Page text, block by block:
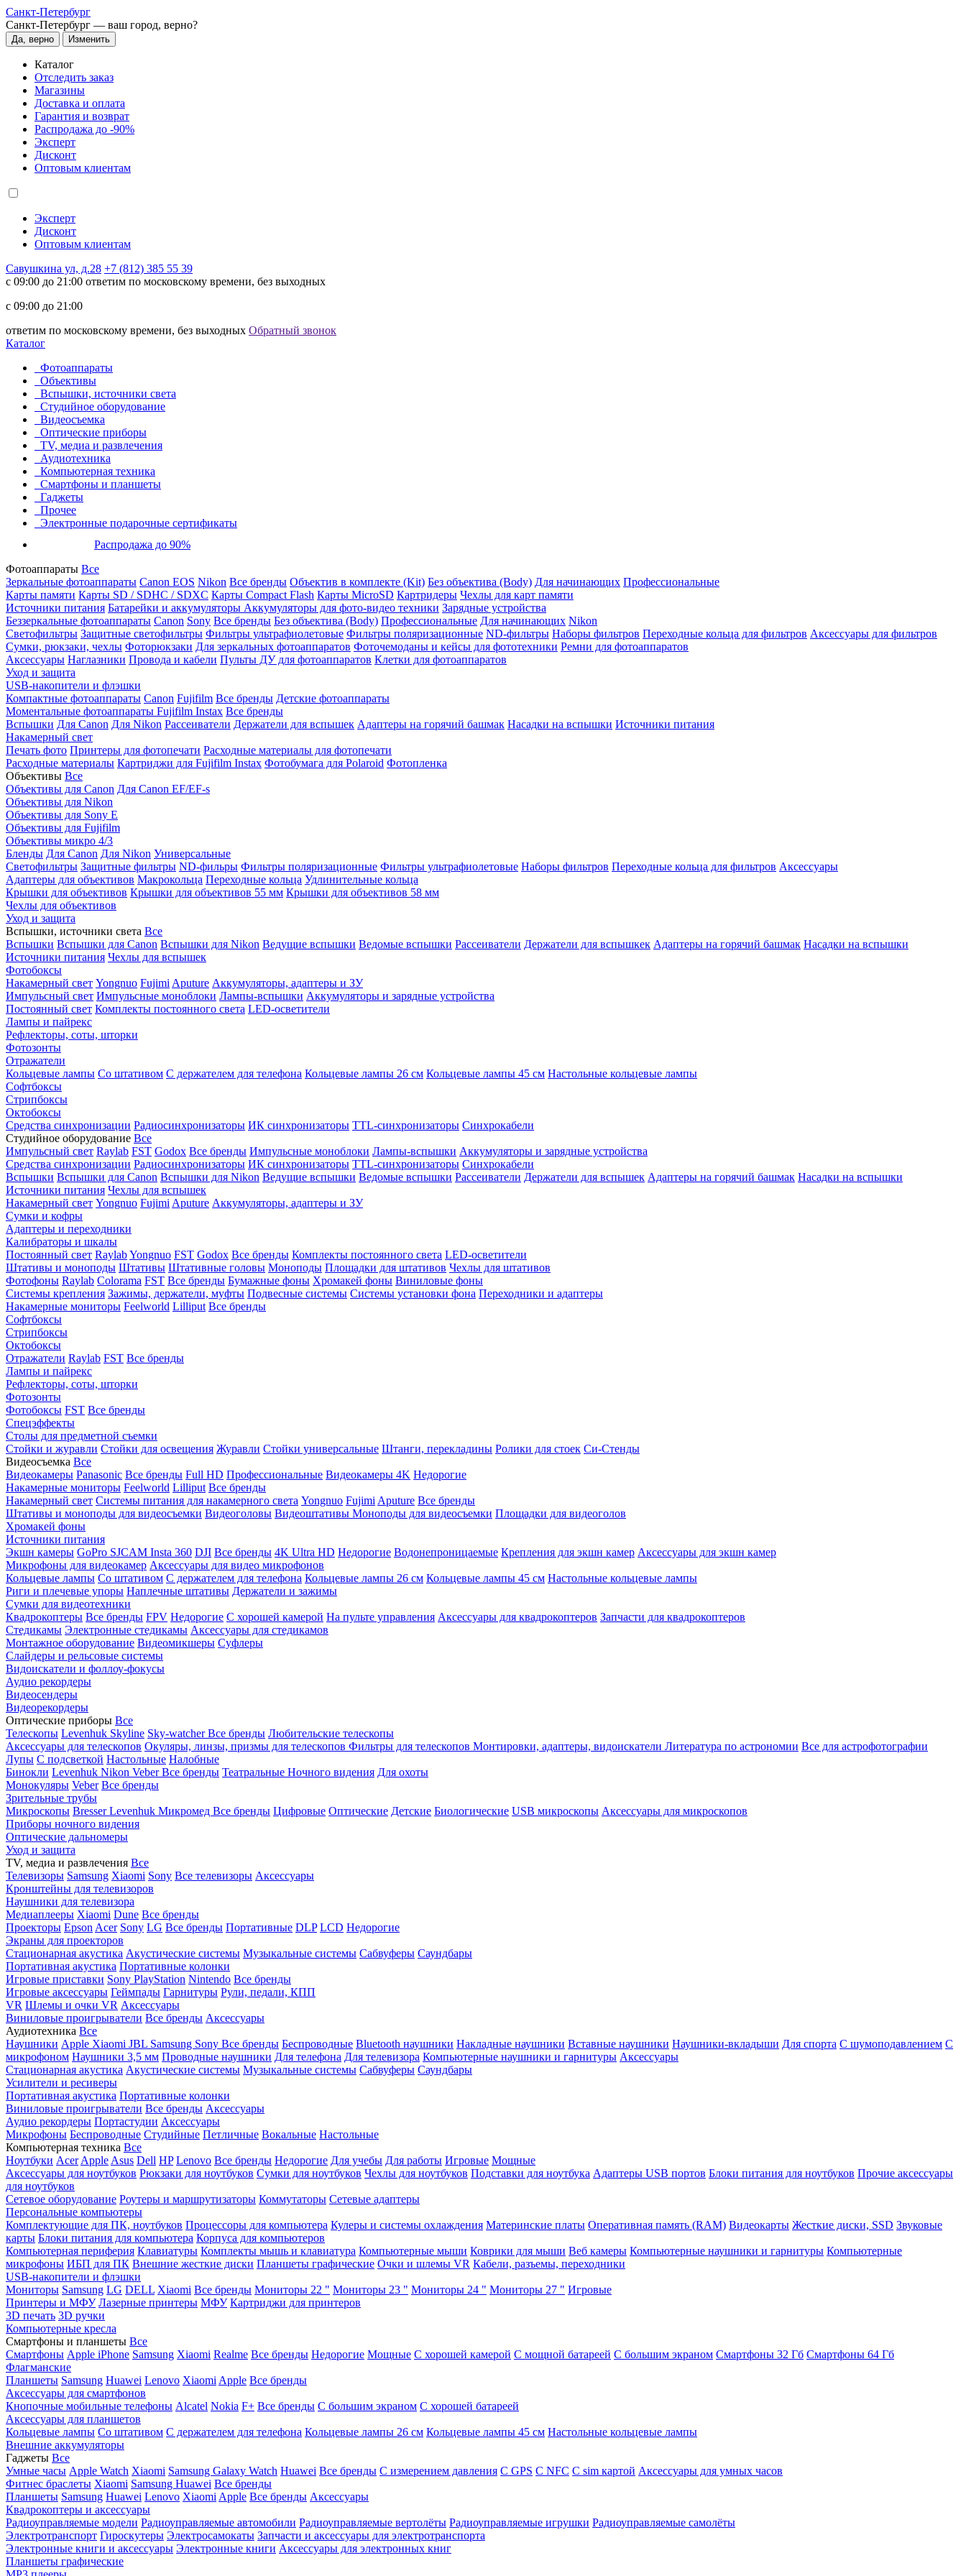
Санкт-Петербург
Санкт-Петербург — ваш город, верно?
Да, верно Изменить
Каталог
Отследить заказ
Магазины
Доставка и оплата
Гарантия и возврат
Распродажа до -90%
Эксперт
Дисконт
Оптовым клиентам
Эксперт
Дисконт
Оптовым клиентам
Савушкина ул, д.28 +7 (812) 385 55 39
c 09:00 до 21:00 ответим по московскому времени, без выходных
c 09:00 до 21:00
ответим по московскому времени, без выходных Обратный звонок
Каталог
Фотоаппараты
Объективы
Вспышки, источники света
Студийное оборудование
Видеосъемка
Оптические приборы
TV, медиа и развлечения
Аудиотехника
Компьютерная техника
Смартфоны и планшеты
Гаджеты
Прочее
Электронные подарочные сертификаты
Распродажа до 90%
Фотоаппараты Все
Зеркальные фотоаппараты Canon EOS Nikon Все бренды Объектив в комплекте (Kit) Без объектива (Body) Для начинающих Профессиональные
Карты памяти Карты SD / SDHC / SDXC Карты Compact Flash Карты MicroSD Картридеры Чехлы для карт памяти
Источники питания Батарейки и аккумуляторы Аккумуляторы для фото-видео техники Зарядные устройства
Беззеркальные фотоаппараты Canon Sony Все бренды Без объектива (Body) Профессиональные Для начинающих Nikon
Светофильтры Защитные светофильтры Фильтры ультрафиолетовые Фильтры поляризационные ND-фильтры Наборы фильтров Переходные кольца для фильтров Аксессуары для фильтров
Сумки, рюкзаки, чехлы Фоторюкзаки Для зеркальных фотоаппаратов Фоточемоданы и кейсы для фототехники Ремни для фотоаппаратов
Аксессуары Наглазники Провода и кабели Пульты ДУ для фотоаппаратов Клетки для фотоаппаратов
Уход и защита
USB-накопители и флэшки
Компактные фотоаппараты Canon Fujifilm Все бренды Детские фотоаппараты
Моментальные фотоаппараты Fujifilm Instax Все бренды
Вспышки Для Canon Для Nikon Рассеиватели Держатели для вспышек Адаптеры на горячий башмак Насадки на вспышки Источники питания
Накамерный свет
Печать фото Принтеры для фотопечати Расходные материалы для фотопечати
Расходные материалы Картриджи для Fujifilm Instax Фотобумага для Polaroid Фотопленка
Объективы Все
Объективы для Canon Для Canon EF/EF-s
Объективы для Nikon
Объективы для Sony E
Объективы для Fujifilm
Объективы микро 4/3
Бленды Для Canon Для Nikon Универсальные
Светофильтры Защитные фильтры ND-фильры Фильтры поляризационные Фильтры ультрафиолетовые Наборы фильтров Переходные кольца для фильтров Аксессуары
Адаптеры для объективов Макрокольца Переходные кольца Удлинительные кольца
Крышки для объективов Крышки для объективов 55 мм Крышки для объективов 58 мм
Чехлы для объективов
Уход и защита
Вспышки, источники света Все
Вспышки Вспышки для Canon Вспышки для Nikon Ведущие вспышки Ведомые вспышки Рассеиватели Держатели для вспышкек Адаптеры на горячий башмак Насадки на вспышки
Источники питания Чехлы для вспышек
Фотобоксы
Накамерный свет Yongnuo Fujimi Aputure Аккумуляторы, адаптеры и ЗУ
Импульсный свет Импульсные моноблоки Лампы-вспышки Аккумуляторы и зарядные устройства
Постоянный свет Комплекты постоянного света LED-осветители
Лампы и пайрекс
Рефлекторы, соты, шторки
Фотозонты
Отражатели
Кольцевые лампы Со штативом С держателем для телефона Кольцевые лампы 26 см Кольцевые лампы 45 см Настольные кольцевые лампы
Софтбоксы
Стрипбоксы
Октобоксы
Средства синхронизации Радиосинхронизаторы ИК синхронизаторы TTL-синхронизаторы Синхрокабели
Студийное оборудование Все
Импульсный свет Raylab FST Godox Все бренды Импульсные моноблоки Лампы-вспышки Аккумуляторы и зарядные устройства
Средства синхронизации Радиосинхронизаторы ИК синхронизаторы TTL-синхронизаторы Синхрокабели
Вспышки Вспышки для Canon Вспышки для Nikon Ведущие вспышки Ведомые вспышки Рассеиватели Держатели для вспышек Адаптеры на горячий башмак Насадки на вспышки
Источники питания Чехлы для вспышек
Накамерный свет Yongnuo Fujimi Aputure Аккумуляторы, адаптеры и ЗУ
Сумки и кофры
Адаптеры и переходники
Калибраторы и шкалы
Постоянный свет RaylabYongnuo FST Godox Все бренды Комплекты постоянного света LED-осветители
Штативы и моноподы Штативы Штативные головы Моноподы Площадки для штативов Чехлы для штативов
Фотофоны Raylab Colorama FST Все бренды Бумажные фоны Хромакей фоны Виниловые фоны
Системы крепления Зажимы, держатели, муфты Подвесные системы Системы установки фона Переходники и адаптеры
Накамерные мониторы Feelworld Lilliput Все бренды
Софтбоксы
Стрипбоксы
Октобоксы
Отражатели Raylab FST Все бренды
Лампы и пайрекс
Рефлекторы, соты, шторки
Фотозонты
Фотобоксы FST Все бренды
Спецэффекты
Столы для предметной съемки
Стойки и журавли Стойки для освещения Журавли Стойки универсальные Штанги, перекладины Ролики для стоек Си-Стенды
Видеосъемка Все
Видеокамеры Panasonic Все бренды Full HD Профессиональные Видеокамеры 4K Недорогие
Накамерные мониторы Feelworld Lilliput Все бренды
Накамерный свет Системы питания для накамерного света Yongnuo Fujimi Aputure Все бренды
Штативы и моноподы для видеосъемки Видеоголовы Видеоштативы Моноподы для видеосъемки Площадки для видеоголов
Хромакей фоны
Источники питания
Экшн камеры GoPro SJCAM Insta 360 DJI Все бренды 4K Ultra HD Недорогие Водонепроницаемые Крепления для экшн камер Аксессуары для экшн камер
Микрофоны для видеокамер Аксессуары для видео микрофонов
Кольцевые лампы Со штативом C держателем для телефона Кольцевые лампы 26 см Кольцевые лампы 45 см Настольные кольцевые лампы
Риги и плечевые упоры Наплечные штативы Держатели и зажимы
Сумки для видеотехники
Квадрокоптеры Все бренды FPV Недорогие С хорошей камерой На пульте управления Аксессуары для квадрокоптеров Запчасти для квадрокоптеров
Стедикамы Электронные стедикамы Аксессуары для стедикамов
Монтажное оборудование Видеомикшеры Суфлеры
Слайдеры и рельсовые системы
Видоискатели и фоллоу-фокусы
Аудио рекордеры
Видеосендеры
Видеорекордеры
Оптические приборы Все
Телескопы Levenhuk Skyline Sky-watcherВсе бренды Любительские телескопы
Аксессуары для телескопов Окуляры, линзы, призмы для телескопов Фильтры для телескопов Монтировки, адаптеры, видоискатели Литература по астрономии Все для астрофотографии
Лупы С подсветкой Настольные Налобные
Бинокли Levenhuk Nikon VeberВсе бренды Театральные Ночного видения Для охоты
Монокуляры Veber Все бренды
Зрительные трубы
Микроскопы BresserLevenhuk Микромед Все бренды Цифровые Оптические Детские Биологические USB микроскопы Аксессуары для микроскопов
Приборы ночного видения
Оптические дальномеры
Уход и защита
TV, медиа и развлечения Все
Телевизоры Samsung Xiaomi Sony Все телевизоры Аксессуары
Кронштейны для телевизоров
Наушники для телевизора
Медиаплееры Xiaomi Dune Все бренды
Проекторы Epson Acer Sony LG Все бренды Портативные DLP LCD Недорогие
Экраны для проекторов
Стационарная акустика Акустические системы Музыкальные системы Сабвуферы Саундбары
Портативная акустика Портативные колонки
Игровые приставки Sony PlayStation Nintendo Все бренды
Игровые аксессуары Геймпады Гарнитуры Рули, педали, КПП
VR Шлемы и очки VR Аксессуары
Виниловые проигрыватели Все бренды Аксессуары
Аудиотехника Все
Наушники Apple Xiaomi JBL Samsung Sony Все бренды Беспроводные Bluetooth наушники Накладные наушники Вставные наушники Наушники-вкладыши Для спорта С шумоподавлением С
микрофоном Наушники 3,5 мм Проводные наушники Для телефона Для телевизора Компьютерные наушники и гарнитуры Аксессуары
Стационарная акустика Акустические системы Музыкальные системы Сабвуферы Саундбары
Усилители и ресиверы
Портативная акустика Портативные колонки
Виниловые проигрыватели Все бренды Аксессуары
Аудио рекордеры Портастудии Аксессуары
Микрофоны Беспроводные Студийные Петличные Вокальные Настольные
Компьютерная техника Все
Ноутбуки Acer Apple Asus Dell HP Lenovo Все бренды Недорогие Для учебы Для работы Игровые Мощные
Аксессуары для ноутбуков Рюкзаки для ноутбуков Сумки для ноутбуков Чехлы для ноутбуков Подставки для ноутбука Адаптеры USB портов Блоки питания для ноутбуков Прочие аксессуары
для ноутбуков
Сетевое оборудование Роутеры и маршрутизаторы Коммутаторы Сетевые адаптеры
Персональные компьютеры
Комплектующие для ПК, ноутбуков Процессоры для компьютера Кулеры и системы охлаждения Материнские платы Оперативная память (RAM) Видеокарты Жесткие диски, SSD Звуковые
карты Блоки питания для компьютера Корпуса для компьютеров
Компьютерная периферия Клавиатуры Комплекты мышь и клавиатура Компьютерные мыши Коврики для мыши Веб камеры Компьютерные наушники и гарнитуры Компьютерные
микрофоны ИБП для ПК Внешние жесткие диски Планшеты графические Очки и шлемы VR Кабели, разъемы, переходники
USB-накопители и флэшки
Мониторы Samsung LG DELL Xiaomi Все бренды Мониторы 22 " Мониторы 23 " Мониторы 24 " Мониторы 27 " Игровые
Принтеры и МФУ Лазерные принтеры МФУ Картриджи для принтеров
3D печать 3D ручки
Компьютерные кресла
Смартфоны и планшеты Все
Смартфоны Apple iPhone Samsung Xiaomi Realme Все бренды Недорогие Мощные С хорошей камерой С мощной батареей С большим экраном Смартфоны 32 Гб Смартфоны 64 Гб
Флагманские
Планшеты Samsung Huawei Lenovo Xiaomi Apple Все бренды
Аксессуары для смартфонов
Кнопочные мобильные телефоны Alcatel Nokia F+ Все бренды С большим экраном С хорошей батареей
Аксессуары для планшетов
Кольцевые лампы Со штативом C держателем для телефона Кольцевые лампы 26 см Кольцевые лампы 45 см Настольные кольцевые лампы
Внешние аккумуляторы
Гаджеты Все
Умные часы Apple Watch Xiaomi Samsung Galaxy Watch Huawei Все бренды C измерением давления C GPS C NFC C sim картой Аксессуары для умных часов
Фитнес браслеты Xiaomi Samsung Huawei Все бренды
Планшеты Samsung Huawei Lenovo Xiaomi Apple Все бренды Аксессуары
Квадрокоптеры и аксессуары
Радиоуправляемые модели Радиоуправляемые автомобили Радиоуправляемые вертолёты Радиоуправляемые игрушки Радиоуправляемые самолёты
Электротранспорт Гироскутеры Электросамокаты Запчасти и аксессуары для электротранспорта
Электронные книги и аксессуары Электронные книги Аксессуары для электронных книг
Планшеты графические